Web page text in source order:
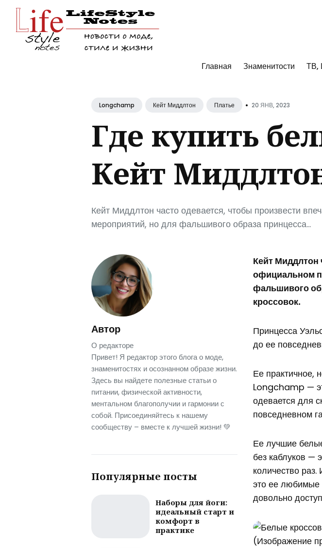
Главная Знаменитости ТВ,
по
Longchamp Кейт Миддлтон Платье • 20 ЯНВ, 2023
Где купить
Кейт
Кейт Миддлтон часто одевается, чтобы произвести
мероприятий, но для фальшивого образа принцесса...
Автор
О редакторе
Привет! Я редактор этого блога о моде,
знаменитостях и осознанном образе жизни.
Здесь вы найдете полезные статьи о
питании, физической активности,
ментальном благополучии и гармонии с
собой. Присоединяйтесь к нашему
сообществу – вместе к лучшей жизни! 💚
Популярные посты
Наборы для йоги:
идеальный старт и
комфорт в
практике
Кейт Миддлтон
официальном
фальшивого
кроссовок.
Принцесса
до ее
Ее практичное,
Longchamp —
одевается для
повседневном
Ее лучшие
без каблуков —
количество
это ее
довольно
(Изображение